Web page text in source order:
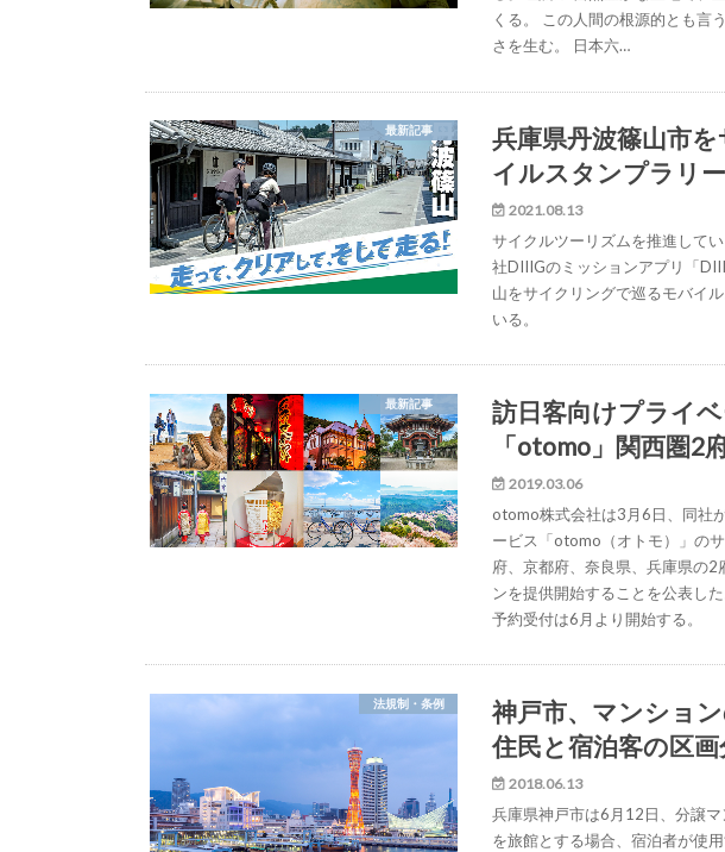
くる。 この人間の根源的とも言
さを生む。 日本六…
最新記事
兵庫県丹波篠山市
イルスタンプラリ
2021.08.13
サイクルツーリズムを推進して
社DIIIGのミッションアプリ「
山をサイクリングで巡るモバイ
いる。
最新記事
訪日客向けプライ
「otomo」関西圏2
2019.03.06
otomo株式会社は3月6日、同社
ービス「otomo（オトモ）」の
府、京都府、奈良県、兵庫県の
ンを提供開始することを公表し
予約受付は6月より開始する。
法規制・条例
神戸市、マンション
住民と宿泊客の区
2018.06.13
兵庫県神戸市は6月12日、分譲
を旅館とする場合、宿泊者が使